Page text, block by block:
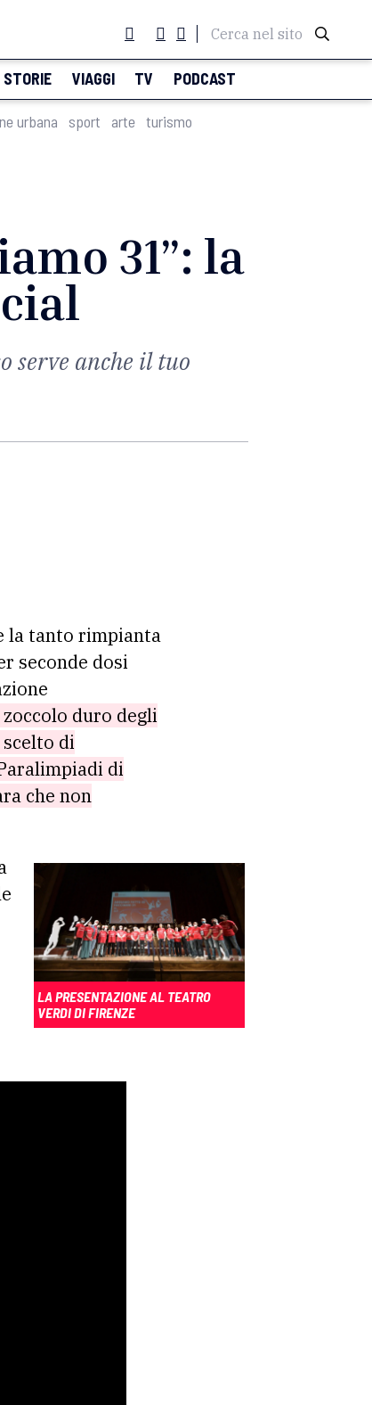
Cerca nel sito
STORIE VIAGGI TV PODCAST
urbana sport arte turismo
31”: la
serve anche il tuo
la tanto rimpianta
seconde dosi
zoccolo duro degli
di
di
che non
LA PRESENTAZIONE AL TEATRO
VERDI DI FIRENZE